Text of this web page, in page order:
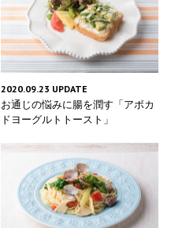
2020.09.23 UPDATE
お通じの悩みに腸を潤す「アボカ
ドヨーグルトトースト」